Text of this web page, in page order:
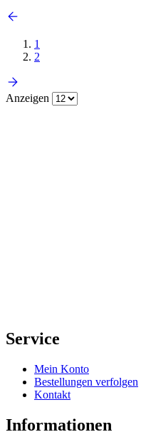
1
2
Anzeigen
Service
Mein Konto
Bestellungen verfolgen
Kontakt
Informationen